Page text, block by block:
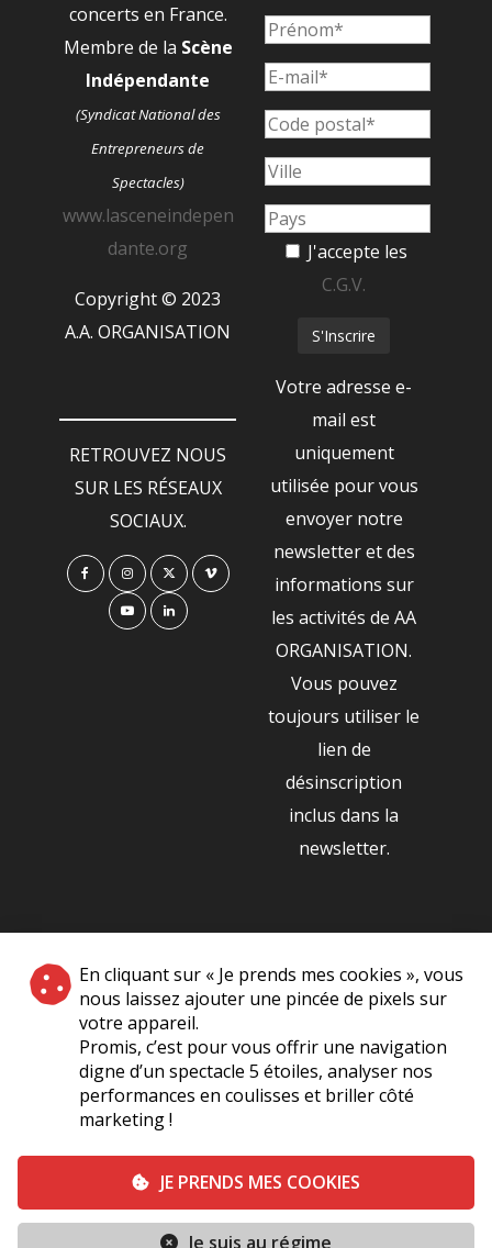
En cliquant sur « Je prends mes cookies », vous
nous laissez ajouter une pincée de pixels sur
votre appareil.
Promis, c’est pour vous offrir une navigation
digne d’un spectacle 5 étoiles, analyser nos
performances en coulisses et briller côté
marketing !
JE PRENDS MES COOKIES
Je suis au régime
concerts en France.
Membre de la Scène
Indépendante
(Syndicat National des
Entrepreneurs de
Spectacles)
www.lasceneindepen
dante.org
Copyright © 2023
A.A. ORGANISATION
RETROUVEZ NOUS
SUR LES RÉSEAUX
SOCIAUX.
J'accepte les
C.G.V.
Votre adresse e-
mail est
uniquement
utilisée pour vous
envoyer notre
newsletter et des
informations sur
les activités de AA
ORGANISATION.
Vous pouvez
toujours utiliser le
lien de
désinscription
inclus dans la
newsletter.
NOS PARTENAIRES
|
Plan du site A Propos de Nous
Mentions légales Vie Privée
Conditions générales de vente